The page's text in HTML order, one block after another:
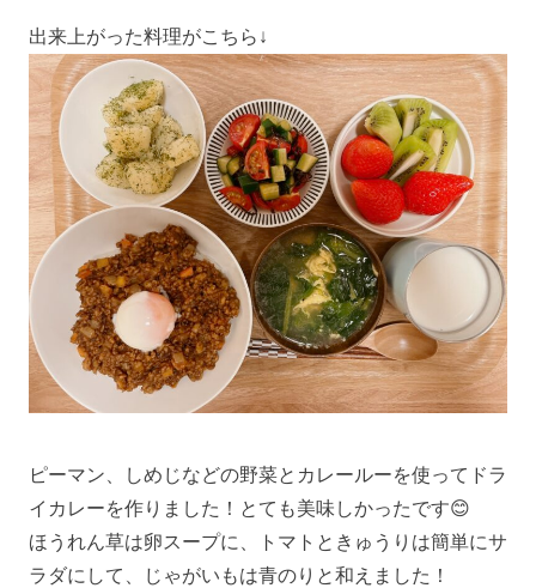
出来上がった料理がこちら↓
ピーマン、しめじなどの野菜とカレールーを使ってドラ
イカレーを作りました！とても美味しかったです😊
ほうれん草は卵スープに、トマトときゅうりは簡単にサ
ラダにして、じゃがいもは青のりと和えました！